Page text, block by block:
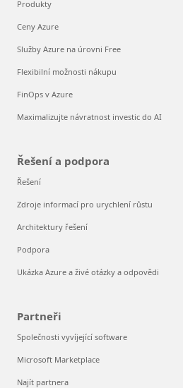
Produkty
Ceny Azure
Služby Azure na úrovni Free
Flexibilní možnosti nákupu
FinOps v Azure
Maximalizujte návratnost investic do AI
Řešení a podpora
Řešení
Zdroje informací pro urychlení růstu
Architektury řešení
Podpora
Ukázka Azure a živé otázky a odpovědi
Partneři
Společnosti vyvíjející software
Microsoft Marketplace
Najít partnera